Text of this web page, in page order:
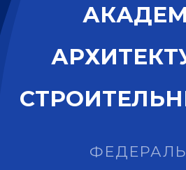
АКАДЕМ
АРХИТЕКТ
СТРОИТЕЛЬН